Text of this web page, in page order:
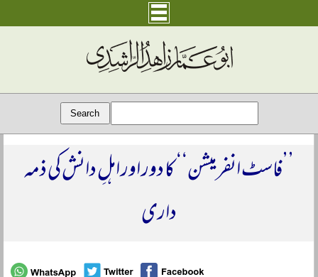
’’فاسٹ انفرمیشن‘‘ کا دور اور اہلِ دانش کی ذمہ
داری